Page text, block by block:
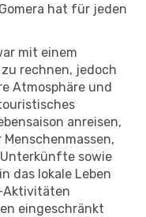
hat für jeden
mit einem
rechnen, jedoch
Atmosphäre und
anreisen,
sowie
das lokale Leben
Aktivitäten
eingeschränkt